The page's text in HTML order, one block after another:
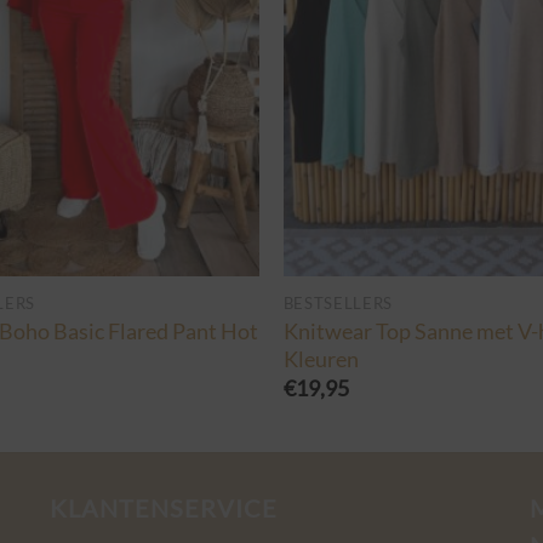
Basic Flared Pant Hot
Knitwear Top Sanne met
Kleuren
€19,95